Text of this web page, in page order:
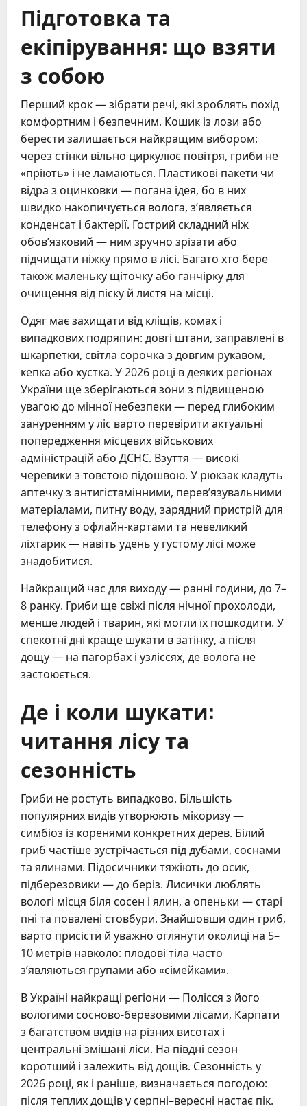
Підготовка та
екіпірування: що взяти
з собою
Перший крок — зібрати речі, які зроблять похід
комфортним і безпечним. Кошик із лози або
берести залишається найкращим вибором:
через стінки вільно циркулює повітря, гриби не
«пріють» і не ламаються. Пластикові пакети чи
відра з оцинковки — погана ідея, бо в них
швидко накопичується волога, з’являється
конденсат і бактерії. Гострий складний ніж
обов’язковий — ним зручно зрізати або
підчищати ніжку прямо в лісі. Багато хто бере
також маленьку щіточку або ганчірку для
очищення від піску й листя на місці.
Одяг має захищати від кліщів, комах і
випадкових подряпин: довгі штани, заправлені в
шкарпетки, світла сорочка з довгим рукавом,
кепка або хустка. У 2026 році в деяких регіонах
України ще зберігаються зони з підвищеною
увагою до мінної небезпеки — перед глибоким
зануренням у ліс варто перевірити актуальні
попередження місцевих військових
адміністрацій або ДСНС. Взуття — високі
черевики з товстою підошвою. У рюкзак кладуть
аптечку з антигістамінними, перев’язувальними
матеріалами, питну воду, зарядний пристрій для
телефону з офлайн-картами та невеликий
ліхтарик — навіть удень у густому лісі може
знадобитися.
Найкращий час для виходу — ранні години, до 7–
8 ранку. Гриби ще свіжі після нічної прохолоди,
менше людей і тварин, які могли їх пошкодити. У
спекотні дні краще шукати в затінку, а після
дощу — на пагорбах і узліссях, де волога не
застоюється.
Де і коли шукати:
читання лісу та
сезонність
Гриби не ростуть випадково. Більшість
популярних видів утворюють мікоризу —
симбіоз із коренями конкретних дерев. Білий
гриб частіше зустрічається під дубами, соснами
та ялинами. Підосичники тяжіють до осик,
підберезовики — до беріз. Лисички люблять
вологі місця біля сосен і ялин, а опеньки — старі
пні та повалені стовбури. Знайшовши один гриб,
варто присісти й уважно оглянути околиці на 5–
10 метрів навколо: плодові тіла часто
з’являються групами або «сімейками».
В Україні найкращі регіони — Полісся з його
вологими сосново-березовими лісами, Карпати
з багатством видів на різних висотах і
центральні змішані ліси. На півдні сезон
коротший і залежить від дощів. Сезонність у
2026 році, як і раніше, визначається погодою:
після теплих дощів у серпні–вересні настає пік.